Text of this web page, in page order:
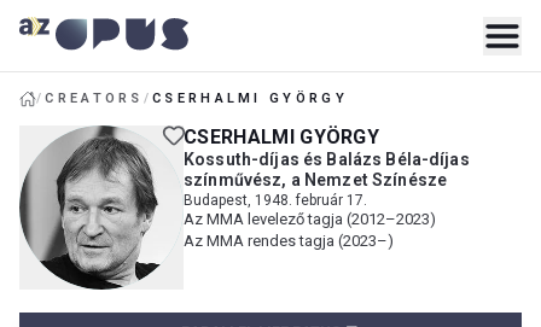
/CREATORS /CSERHALMI GYÖRGY
CSERHALMI GYÖRGY
Kossuth-díjas és Balázs Béla-díjas
színművész, a Nemzet Színésze
Budapest, 1948. február 17.
Az MMA levelező tagja (2012–2023)
Az MMA rendes tagja (2023–)